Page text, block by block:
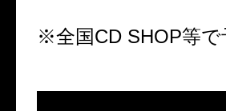
※全国CD SHOP等で